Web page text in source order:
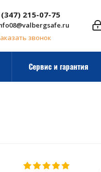
(347) 215-07-75
звонок
Сервис и гарантия